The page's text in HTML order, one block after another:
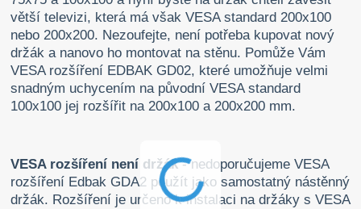
větší televizi, která má však VESA standard 200x100
nebo 200x200. Nezoufejte, není potřeba kupovat nový
držák a nanovo ho montovat na stěnu. Pomůže Vám
VESA rozšíření EDBAK GD02, které umožňuje velmi
snadným uchycením na původní VESA standard
100x100 jej rozšířit na 200x100 a 200x200 mm.
VESA rozšíření není držák- nedoporučujeme VESA
rozšíření Edbak GDA2 použít jako samostatný nástěnný
držák. Rozšíření je určeno k instalaci na držáky s VESA